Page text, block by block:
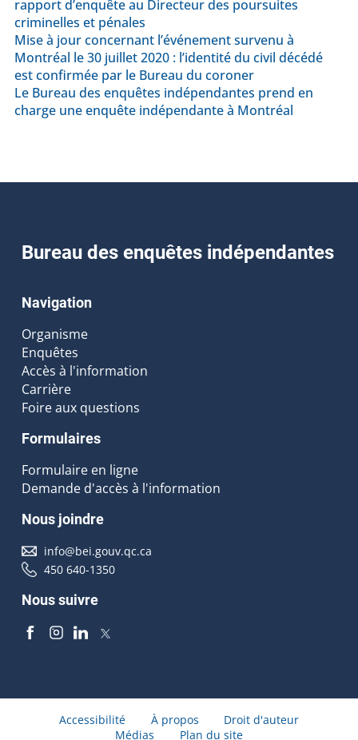
rapport d’enquête au Directeur des poursuites
criminelles et pénales
Mise à jour concernant l’événement survenu à
Montréal le 30 juillet 2020 : l’identité du civil décédé
est confirmée par le Bureau du coroner
Le Bureau des enquêtes indépendantes prend en
charge une enquête indépendante à Montréal
Bureau des enquêtes indépendantes
Navigation
Organisme
Enquêtes
Accès à l'information
Carrière
Foire aux questions
Formulaires
Formulaire en ligne
Demande d'accès à l'information
Nous joindre
info@bei.gouv.qc.ca
450 640-1350
Nous suivre
Accessibilité À propos
Droit d'auteur
Médias
Plan du site